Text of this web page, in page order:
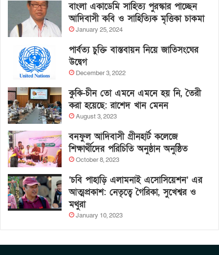
বাংলা একাডেমি সাহিত্য পুরস্কার পাচ্ছেন
আদিবাসী কবি ও সাহিত্যিক মৃত্তিকা চাকমা
January 25, 2024
পার্বত্য চুক্তি বাস্তবায়ন নিয়ে জাতিসংঘের
উদ্বেগ
December 3, 2022
কুকি-চীন তো এমনে এমনে হয় নি, তৈরী
করা হয়েছে: রাশেদ খান মেনন
August 3, 2023
বনফুল আদিবাসী গ্রীনহার্ট কলেজে
শিক্ষার্থীদের পরিচিতি অনুষ্ঠান অনুষ্ঠিত
October 8, 2023
‘চবি পাহাড়ি এলামনাই এসোসিয়েশন’ এর
আত্মপ্রকাশ: নেতৃত্বে গৈরিকা, সুখেশ্বর ও
মথুরা
January 10, 2023